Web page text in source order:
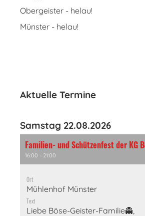
Obergeister - helau!
Münster - helau!
Aktuelle Termine
Samstag 22.08.2026
Familien- und Schützenfest der KG
16:00 - 21:00
Ort
Mühlenhof Münster
Text
Liebe Böse-Geister-Familie👻,